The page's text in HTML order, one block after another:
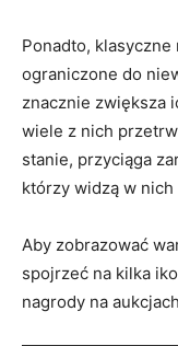
Ponadto,
ograniczone do
znacznie zwiększa
⁣wiele z nich
stanie, ⁤przyciąga
którzy widzą w nich
Aby zobrazować
spojrzeć na kilka
nagrody ⁣na⁣